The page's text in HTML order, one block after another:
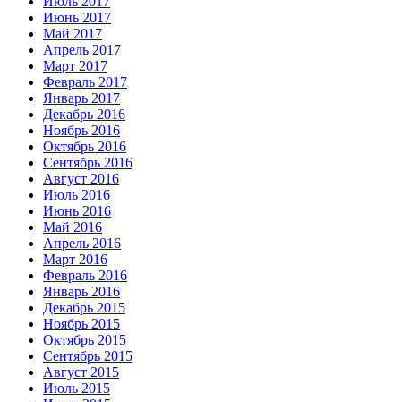
Июнь 2017
Май 2017
Апрель 2017
Март 2017
Февраль 2017
Январь 2017
Декабрь 2016
Ноябрь 2016
Октябрь 2016
Сентябрь 2016
Август 2016
Июль 2016
Июнь 2016
Май 2016
Апрель 2016
Март 2016
Февраль 2016
Январь 2016
Декабрь 2015
Ноябрь 2015
Октябрь 2015
Сентябрь 2015
Август 2015
Июль 2015